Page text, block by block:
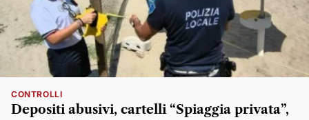
CONTROLLI
Depositi abusivi, cartelli “Spiaggia privata”,